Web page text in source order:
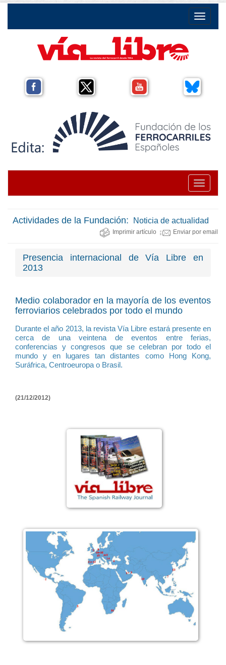
Toggle
Toggle
Actividades de la Fundación: Noticia de actualidad
Imprimir artículo Enviar por email
Presencia internacional de Vía Libre en
2013
Medio colaborador en la mayoría de los eventos
ferroviarios celebrados por todo el mundo
Durante el año 2013, la revista Vía Libre estará presente en
cerca de una veintena de eventos entre ferias,
conferencias y congresos que se celebran por todo el
mundo y en lugares tan distantes como Hong Kong,
Suráfrica, Centroeuropa o Brasil.
(21/12/2012)